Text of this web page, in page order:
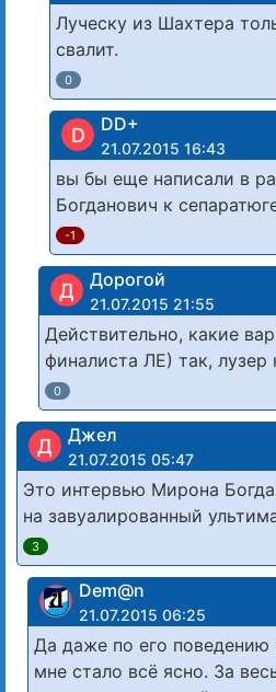
Луческу из Шахтера
свалит.
0
D DD+
21.07.2015 16:43
вы бы еще написали в
Богданович к
-1
Д Дорогой
21.07.2015 21:55
Действительно, какие
финалиста ЛЕ) так,
0
Д Джел
21.07.2015 05:47
Это интервью Мирона
на завуалированный
3
Dem@n
21.07.2015 06:25
Да даже по его поведению
мне стало всё ясно. За